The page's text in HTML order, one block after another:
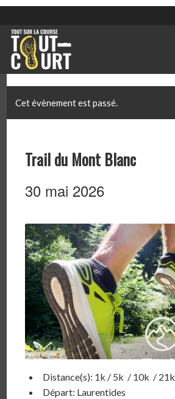
Cet évènement est passé.
Trail du Mont Blanc
30 mai 2026
Distance(s): 1k / 5k / 10k / 21k
Départ: Laurentides